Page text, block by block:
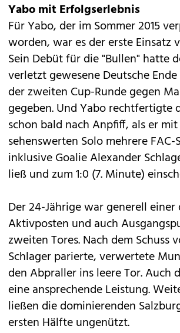
Yabo mit Erfolgserlebnis
Für Yabo, der im Sommer 2015
worden, war es der erste Einsatz
Sein Debüt für die "Bullen" hatte
verletzt gewesene Deutsche
der zweiten Cup-Runde gegen
gegeben. Und Yabo rechtfertigte
schon bald nach Anpfiff, als er
sehenswerten Solo mehrere FAC-
inklusive Goalie Alexander
ließ und zum 1:0 (7. Minute)
Der 24-Jährige war generell einer
Aktivposten und auch
zweiten Tores. Nach dem Schuss
Schlager parierte, verwertete
den Abpraller ins leere Tor. Auch
eine ansprechende Leistung.
ließen die dominierenden
ersten Hälfte ungenützt.